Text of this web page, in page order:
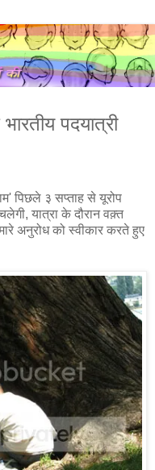
पदयात्री
पिछले ३ सप्ताह से यूरोप
यात्रा के दौरान वक़्त
अनुरोध को स्वीकार करते हुए